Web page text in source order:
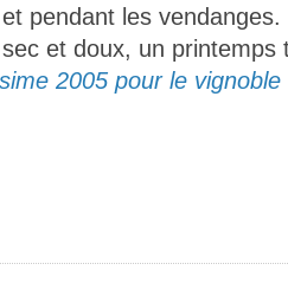
pendant les
et doux, un printemps
2005 pour le